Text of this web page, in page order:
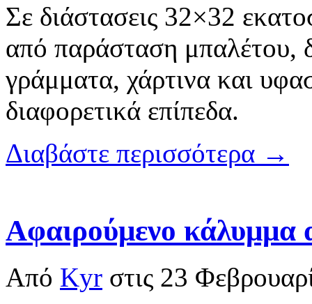
Σε διάστασεις 32×32
από παράσταση μπαλέτου,
γράμματα, χάρτινα και
διαφορετικά επίπεδα.
Διαβάστε περισσότερα →
Αφαιρούμενο κάλυμμα
Από Kyr στις 23